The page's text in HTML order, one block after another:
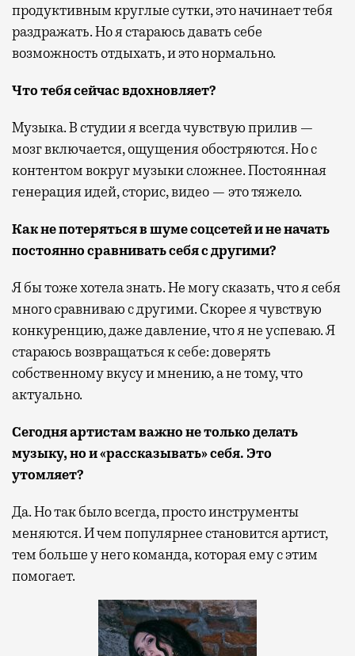
продуктивным круглые сутки, это начинает тебя
раздражать. Но я стараюсь давать себе
возможность отдыхать, и это нормально.
Что тебя сейчас вдохновляет?
Музыка. В студии я всегда чувствую прилив —
мозг включается, ощущения обостряются. Но с
контентом вокруг музыки сложнее. Постоянная
генерация идей, сторис, видео — это тяжело.
Как не потеряться в шуме соцсетей и не начать
постоянно сравнивать себя с другими?
Я бы тоже хотела знать. Не могу сказать, что я себя
много сравниваю с другими. Скорее я чувствую
конкуренцию, даже давление, что я не успеваю. Я
стараюсь возвращаться к себе: доверять
собственному вкусу и мнению, а не тому, что
актуально.
Сегодня артистам важно не только делать
музыку, но и «рассказывать» себя. Это
утомляет?
Да. Но так было всегда, просто инструменты
меняются. И чем популярнее становится артист,
тем больше у него команда, которая ему с этим
помогает.